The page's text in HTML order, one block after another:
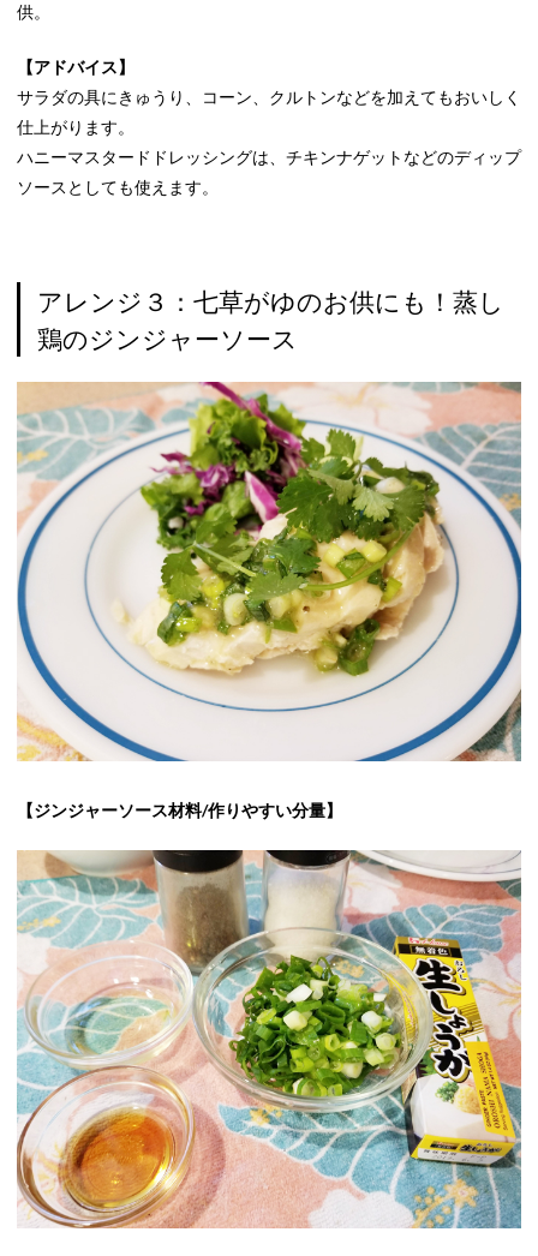
供。
【アドバイス】
サラダの具にきゅうり、コーン、クルトンなどを加えてもおいしく
仕上がります。
ハニーマスタードドレッシングは、チキンナゲットなどのディップ
ソースとしても使えます。
アレンジ３：七草がゆのお供にも！蒸し
鶏のジンジャーソース
【ジンジャーソース材料/作りやすい分量】